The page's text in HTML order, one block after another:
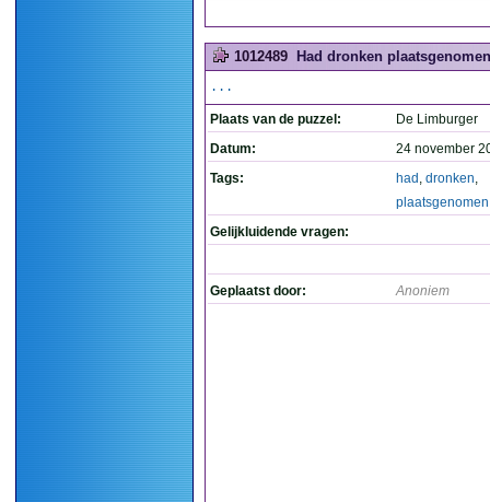
1012489 Had dronken
...
Plaats van de puzzel:
De Limburger
Datum:
24 november
Tags:
had , dronken,
plaatsgenomen
Gelijkluidende vragen:
Geplaatst door: Anoniem